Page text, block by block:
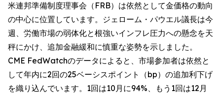
米連邦準備制度理事会（FRB）は依然として金価格の動向
の中心に位置しています。ジェローム・パウエル議長は今
週、労働市場の弱体化と根強いインフレ圧力への懸念を天
秤にかけ、追加金融緩和に慎重な姿勢を示しました。
CME FedWatchのデータによると、市場参加者は依然と
して年内に2回の25ベーシスポイント（bp）の追加利下げ
を織り込んでいます。1回は10月に94%、もう1回は12月